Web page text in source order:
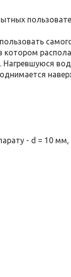
Нагревшуюся
- d = 10 мм,